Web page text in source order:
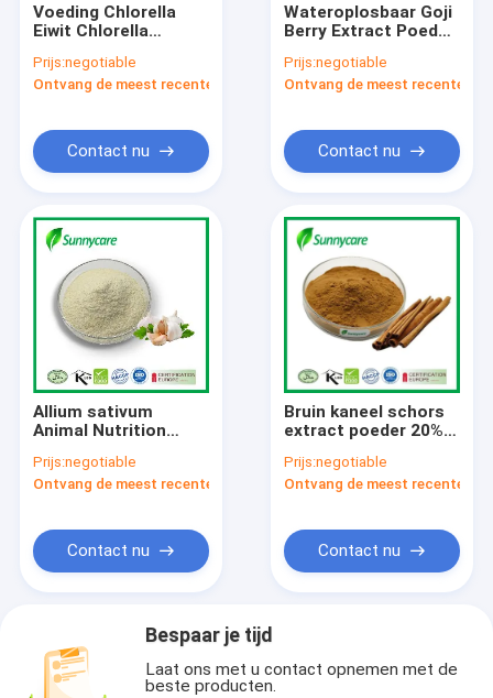
Voeding Chlorella
Eiwit Chlorella
Voedselklasse
724424-92-4
Prijs:negotiable
Ontvang de meest recente Prijs
Contact nu
Wateroplosbaar Goji
Berry Extract Poeder
Polysaccharide CAS
52009-14-0
Prijs:negotiable
Ontvang de meest recente
Contact nu
Allium sativum
Animal Nutrition
CAS 539-86-6
Knoflook extract
Prijs:negotiable
Ontvang de meest recente Prijs
Contact nu
Bruin kaneel schors
extract poeder 20%
kaneel Cassia Presl
Prijs:negotiable
Ontvang de meest recente
Contact nu
Bespaar je tijd
Laat ons met u contact opnemen met de
beste producten.